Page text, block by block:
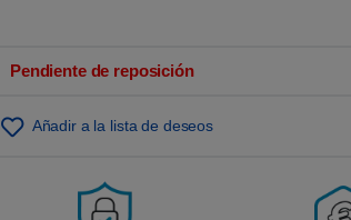
n
d
Pendiente de reposición
Añadir a la lista de deseos